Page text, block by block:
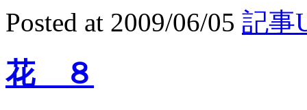
Posted at 2009/06/05 記事
花 ８